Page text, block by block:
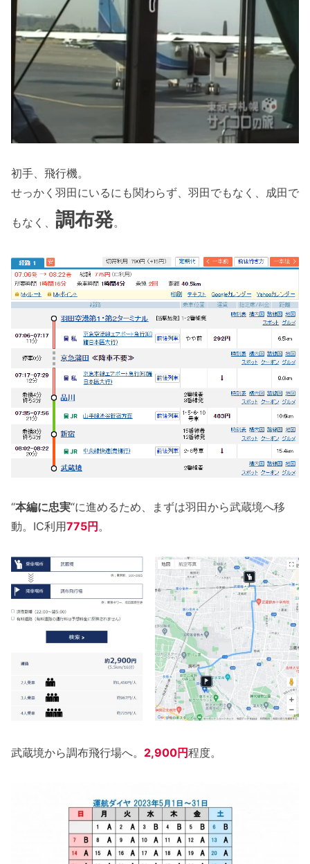
初手、飛行機。
せっかく羽田にいるにも関わらず、羽田でもなく、成田で
もなく、 調布発。
“本編に忠実“に進めるため、まずは羽田から武蔵境へ移
動。IC利用775円 。
武蔵境から調布飛行場へ。 2,900円程度。